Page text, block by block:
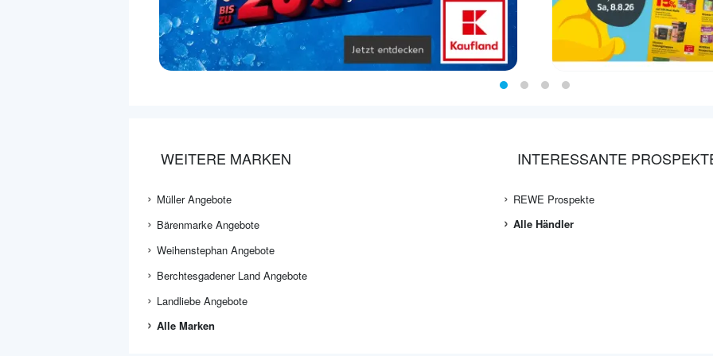
WEITERE MARKEN
Müller Angebote
Bärenmarke Angebote
Weihenstephan Angebote
Berchtesgadener Land Angebote
Landliebe Angebote
Alle Marken
INTERESSANTE
REWE Prospekte
Alle Händler